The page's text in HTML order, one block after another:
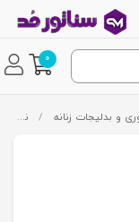
0
و بدلیجات زنانه / نیم ست